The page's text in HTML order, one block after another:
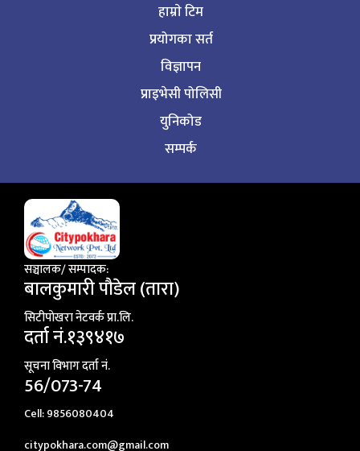
हाम्राे टिम
प्रयोगका सर्त
विज्ञापन
प्राइभेसी पोलिसी
युनिकोड
सम्पर्क
सञ्चालक/ सम्पादक:
बालकुमारी पाैडेल (तारा)
सिटीपाेखरा नेटवर्क प्रा.लि.
दर्ता नं.१३९४१७
सूचना विभाग दर्ता नं.
56/073-74
Cell: 9856080404
citypokhara.com@gmail.com